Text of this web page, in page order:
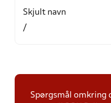
Skjult navn
/
Spørgsmål omkring